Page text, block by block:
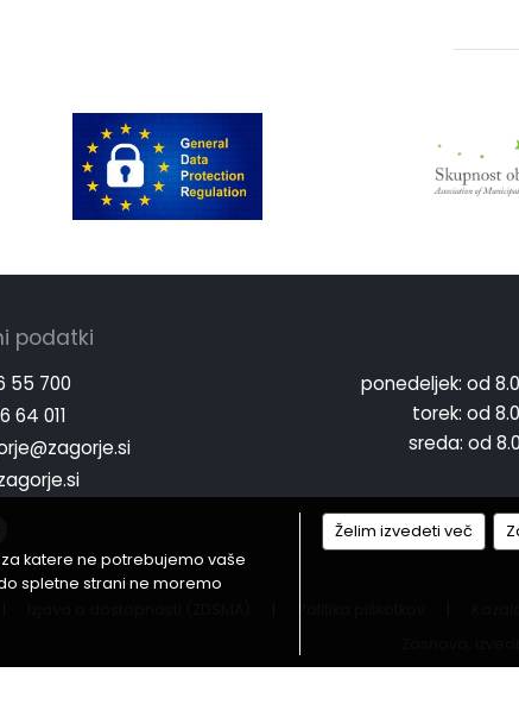
podatki
55 700
64 011
ponedeljek: od
torek: od
sreda: od
katere ne potrebujemo vaše
spletne strani ne moremo
Želim izvedeti več